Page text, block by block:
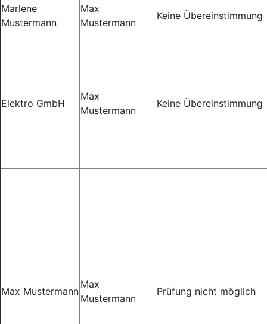
Marlene
Mustermann
Max
Mustermann
Keine Übereinstimmung
Elektro GmbH
Max
Mustermann
Keine Übereinstimmung
Max Mustermann
Max
Mustermann
Prüfung nicht möglich